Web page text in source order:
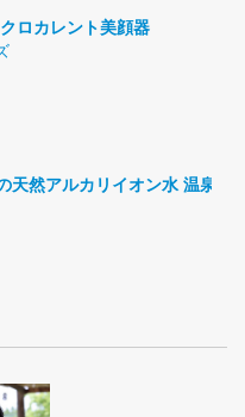
ロカレント美顔器
天然アルカリイオン水 温泉水